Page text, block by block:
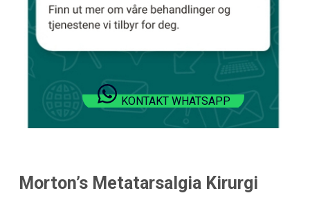
KONTAKT WHATSAPP
Morton’s Metatarsalgia Kirurgi